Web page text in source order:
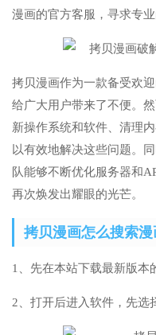
漫画的官方客服，寻求专业
拷贝漫画作为一款备受欢
给广大用户带来了不便。
新操作系统和软件、清理
以有效地解决这些问题。
队能够不断优化服务器和
再次焕发出耀眼的光芒。
拷贝漫画怎么搜索漫
1、先在本站下载最新版本
2、打开后进入软件，先选